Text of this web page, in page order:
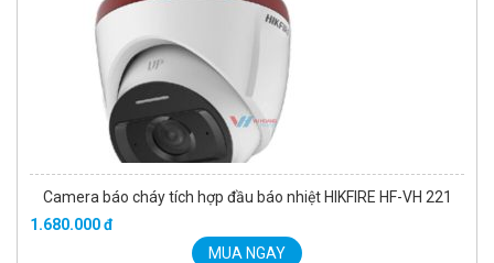
Camera báo cháy tích hợp đầu báo nhiệt HIKFIRE HF-VH 221
1.680.000 đ
MUA NGAY